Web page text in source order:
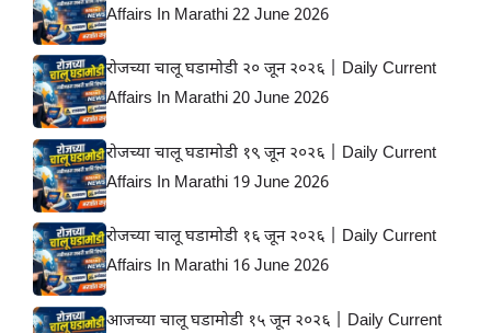
Affairs In Marathi 22 June 2026
रोजच्या चालू घडामोडी २० जून २०२६ | Daily Current
Affairs In Marathi 20 June 2026
रोजच्या चालू घडामोडी १९ जून २०२६ | Daily Current
Affairs In Marathi 19 June 2026
रोजच्या चालू घडामोडी १६ जून २०२६ | Daily Current
Affairs In Marathi 16 June 2026
आजच्या चालू घडामोडी १५ जून २०२६ | Daily Current